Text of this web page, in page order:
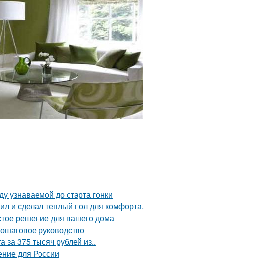
узнаваемой до старта гонки
и сделал теплый пол для комфорта.
решение для вашего дома
руководство
за 375 тысяч рублей из..
для России